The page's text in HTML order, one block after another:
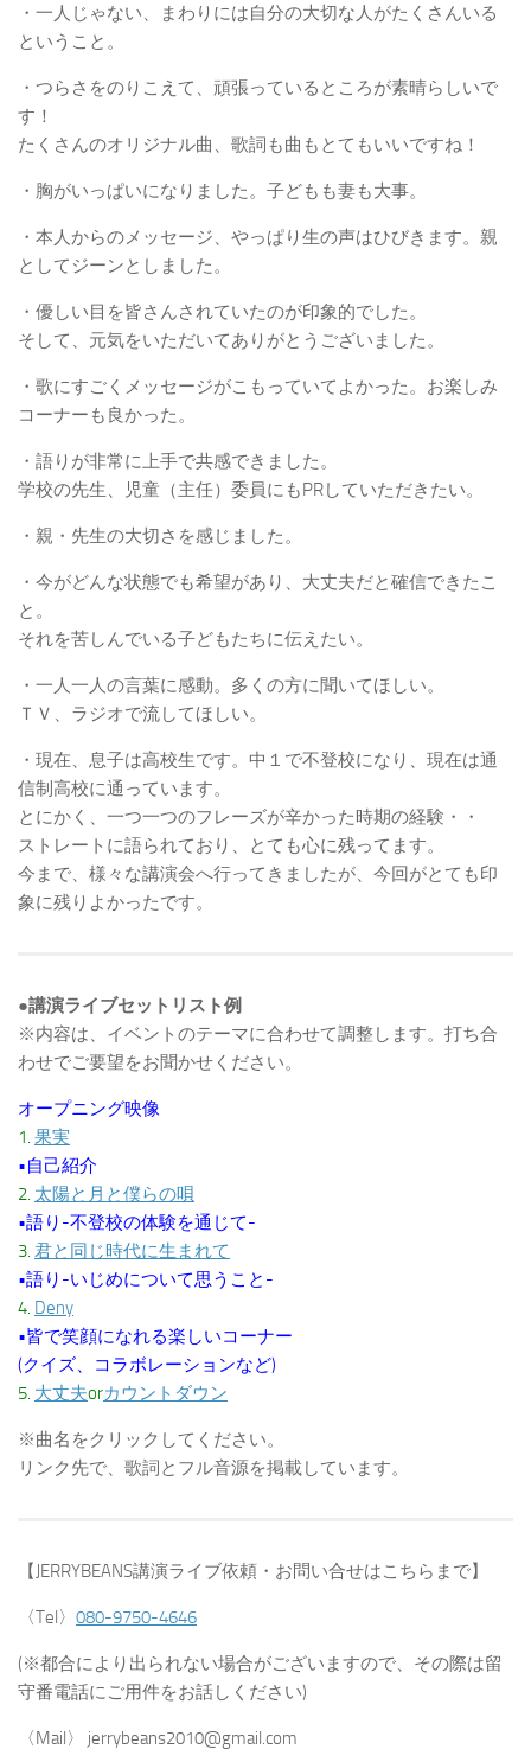
・一人じゃない、まわりには自分の大切な人がたくさんいる
ということ。
・つらさをのりこえて、頑張っているところが素晴らしいで
す！
たくさんのオリジナル曲、歌詞も曲もとてもいいですね！
・胸がいっぱいになりました。子どもも妻も大事。
・本人からのメッセージ、やっぱり生の声はひびきます。親
としてジーンとしました。
・優しい目を皆さんされていたのが印象的でした。
そして、元気をいただいてありがとうございました。
・歌にすごくメッセージがこもっていてよかった。お楽しみ
コーナーも良かった。
・語りが非常に上手で共感できました。
学校の先生、児童（主任）委員にもPRしていただきたい。
・親・先生の大切さを感じました。
・今がどんな状態でも希望があり、大丈夫だと確信できたこ
と。
それを苦しんでいる子どもたちに伝えたい。
・一人一人の言葉に感動。多くの方に聞いてほしい。
ＴＶ、ラジオで流してほしい。
・現在、息子は高校生です。中１で不登校になり、現在は通
信制高校に通っています。
とにかく、一つ一つのフレーズが辛かった時期の経験・・
ストレートに語られており、とても心に残ってます。
今まで、様々な講演会へ行ってきましたが、今回がとても印
象に残りよかったです。
●講演ライブセットリスト例
※内容は、イベントのテーマに合わせて調整します。打ち合
わせでご要望をお聞かせください。
オープニング映像
1. 果実
•自己紹介
2. 太陽と月と僕らの唄
•語り-不登校の体験を通じて-
3. 君と同じ時代に生まれて
•語り-いじめについて思うこと-
4. Deny
•皆で笑顔になれる楽しいコーナー
(クイズ、コラボレーションなど)
5. 大丈夫orカウントダウン
※曲名をクリックしてください。
リンク先で、歌詞とフル音源を掲載しています。
【JERRYBEANS講演ライブ依頼・お問い合せはこちらまで】
〈Tel〉 080-9750-4646
(※都合により出られない場合がございますので、その際は留
守番電話にご用件をお話しください)
〈Mail〉 jerrybeans2010@gmail.com